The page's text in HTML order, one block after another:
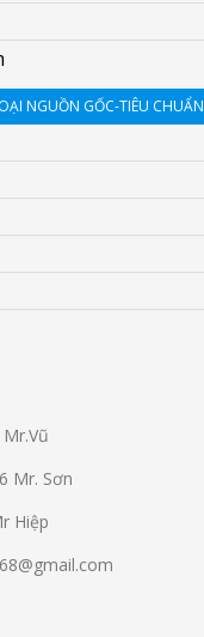
NGUỒN GỐC-TIÊU CHUẨN
Mr. Sơn
Hiệp